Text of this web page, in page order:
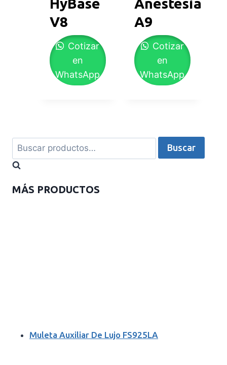
HyBase
V8
Cotizar
en
WhatsApp
Anestesia
A9
Cotizar
en
WhatsApp
Buscar
MÁS PRODUCTOS
Muleta Auxiliar De Lujo FS925LA